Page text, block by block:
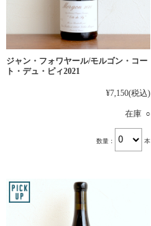
ジャン・フォワヤール/モルゴン・コー
ト・デュ・ピィ2021
¥7,150(税込)
在庫 ○
数量： 本